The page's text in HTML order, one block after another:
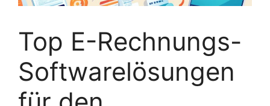
Top E-Rechnungs-
Softwarelösungen